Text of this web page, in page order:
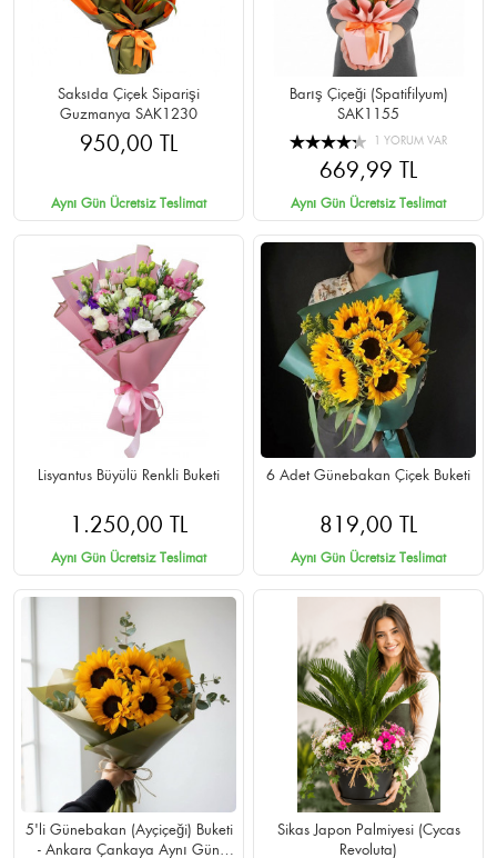
Saksıda Çiçek Siparişi
Guzmanya SAK1230
950,00 TL
Aynı Gün Ücretsiz Teslimat
Barış Çiçeği (Spatifilyum)
SAK1155
1 YORUM VAR
669,99 TL
Aynı Gün Ücretsiz Teslimat
Lisyantus Büyülü Renkli Buketi
1.250,00 TL
Aynı Gün Ücretsiz Teslimat
6 Adet Günebakan Çiçek Buketi
819,00 TL
Aynı Gün Ücretsiz Teslimat
5'li Günebakan (Ayçiçeği) Buketi
- Ankara Çankaya Aynı Gün
Sikas Japon Palmiyesi (Cycas
Revoluta)